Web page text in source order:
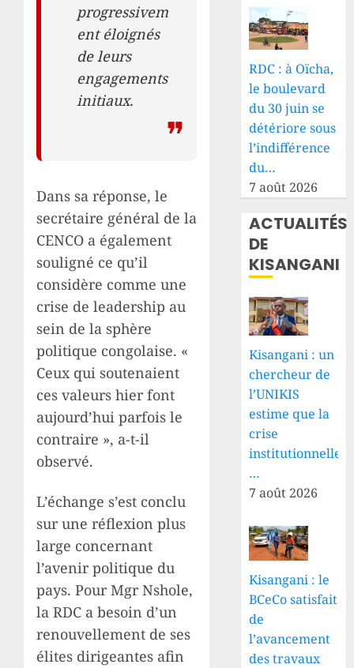
progressivem
ent éloignés
de leurs
engagements
initiaux.
Dans sa réponse, le
secrétaire général de la
CENCO a également
souligné ce qu’il
considère comme une
crise de leadership au
sein de la sphère
politique congolaise. «
Ceux qui soutenaient
ces valeurs hier font
aujourd’hui parfois le
contraire », a-t-il
observé.
L’échange s’est conclu
sur une réflexion plus
large concernant
l’avenir politique du
pays. Pour Mgr Nshole,
la RDC a besoin d’un
renouvellement de ses
élites dirigeantes afin
RDC : à Oïcha,
le boulevard
du 30 juin se
détériore sous
l’indifférence
du…
7 août 2026
ACTUALITÉS
DE
KISANGANI
Kisangani : un
chercheur de
l’UNIKIS
estime que la
crise
institutionnelle
…
7 août 2026
Kisangani : le
BCeCo satisfait
de
l’avancement
des travaux